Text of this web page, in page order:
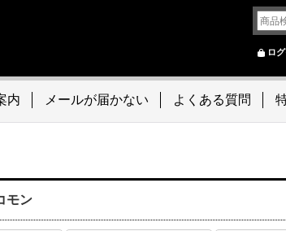
ロ
内 メールが届かない よくある質問
モン